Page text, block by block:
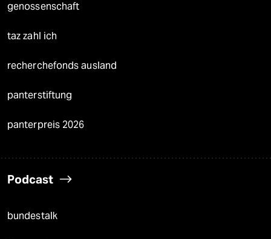
genossenschaft
taz zahl ich
recherchefonds ausland
panterstiftung
panterpreis 2026
Podcast
bundestalk